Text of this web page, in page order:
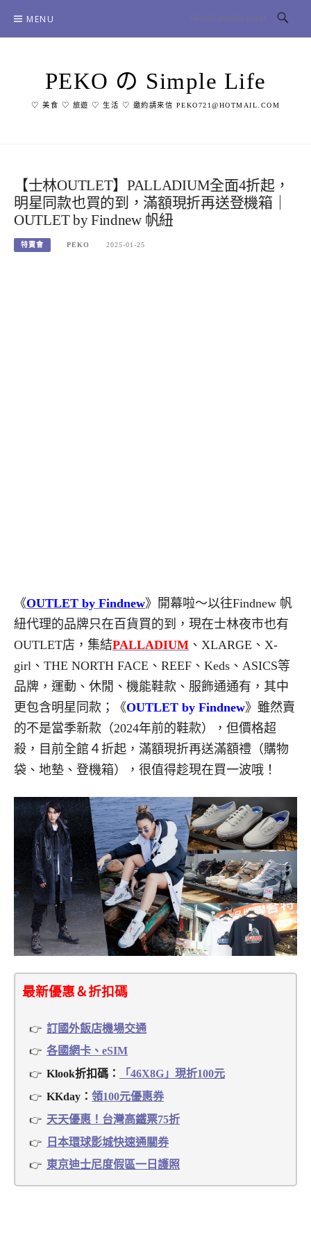
content
MENU
PEKO の Simple Life
♡ 美食 ♡ 旅遊 ♡ 生活 ♡ 邀約請來信 PEKO721@HOTMAIL.COM
【士林OUTLET】PALLADIUM全面4折起，
明星同款也買的到，滿額現折再送登機箱｜
OUTLET by Findnew 帆紐
特賣會 PEKO 2025-01-25
《OUTLET by Findnew》開幕啦～以往Findnew 帆
紐代理的品牌只在百貨買的到，現在士林夜市也有
OUTLET店，集結PALLADIUM 、XLARGE、X-
girl、THE NORTH FACE、REEF、Keds、ASICS等
品牌，運動、休閒、機能鞋款、服飾通通有，其中
更包含明星同款；《OUTLET by Findnew》雖然賣
的不是當季新款（2024年前的鞋款），但價格超
殺，目前全館４折起，滿額現折再送滿額禮（購物
袋、地墊、登機箱），很值得趁現在買一波哦！
最新優惠＆折扣碼
訂國外飯店機場交通
各國網卡、eSIM
Klook折扣碼：
「46X8G」現折100元
KKday： 領100元優惠券
天天優惠！台灣高鐵票75折
日本環球影城快速通關券
東京迪士尼度假區一日護照